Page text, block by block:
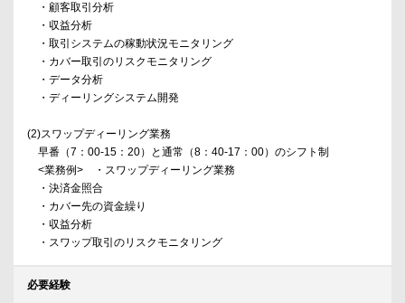
・顧客取引分析
・収益分析
・取引システムの稼動状況モニタリング
・カバー取引のリスクモニタリング
・データ分析
・ディーリングシステム開発
(2)スワップディーリング業務
早番（7：00-15：20）と通常（8：40-17：00）のシフト制
<業務例> ・スワップディーリング業務
・決済金照合
・カバー先の資金繰り
・収益分析
・スワップ取引のリスクモニタリング
必要経験